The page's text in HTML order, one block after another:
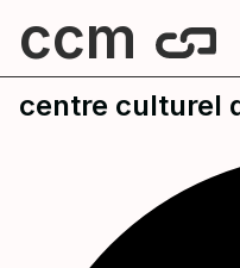
ccm
centre culturel